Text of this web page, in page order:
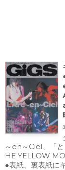
～en～Ciel、「
HE YELLOW
●表紙、裏表紙に